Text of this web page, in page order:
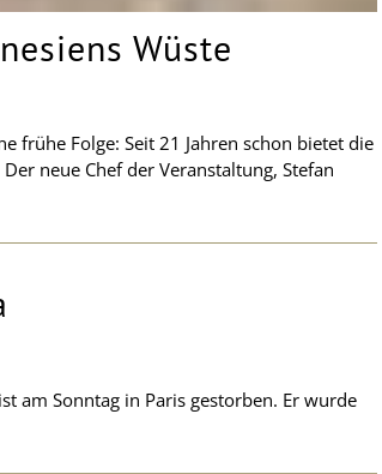
Wüste
Folge: Seit 21 Jahren schon bietet die
neue Chef der Veranstaltung, Stefan
am Sonntag in Paris gestorben. Er wurde